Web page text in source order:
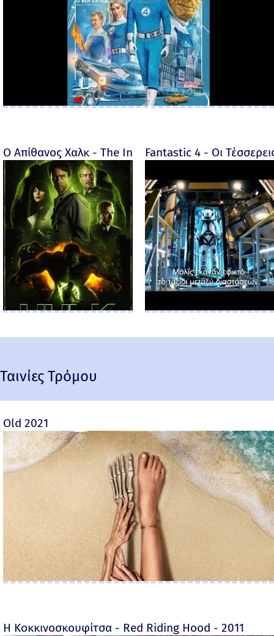
Ο Απίθανος Χαλκ - The Incredible Hulk - 2008
Fantastic 4 - Οι
Ταινίες Τρόμου
Old 2021
Η Κοκκινοσκουφίτσα - Red Riding Hood - 2011